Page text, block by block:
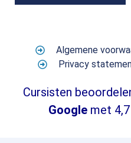
Algemene
Privacy
Cursisten
Google met